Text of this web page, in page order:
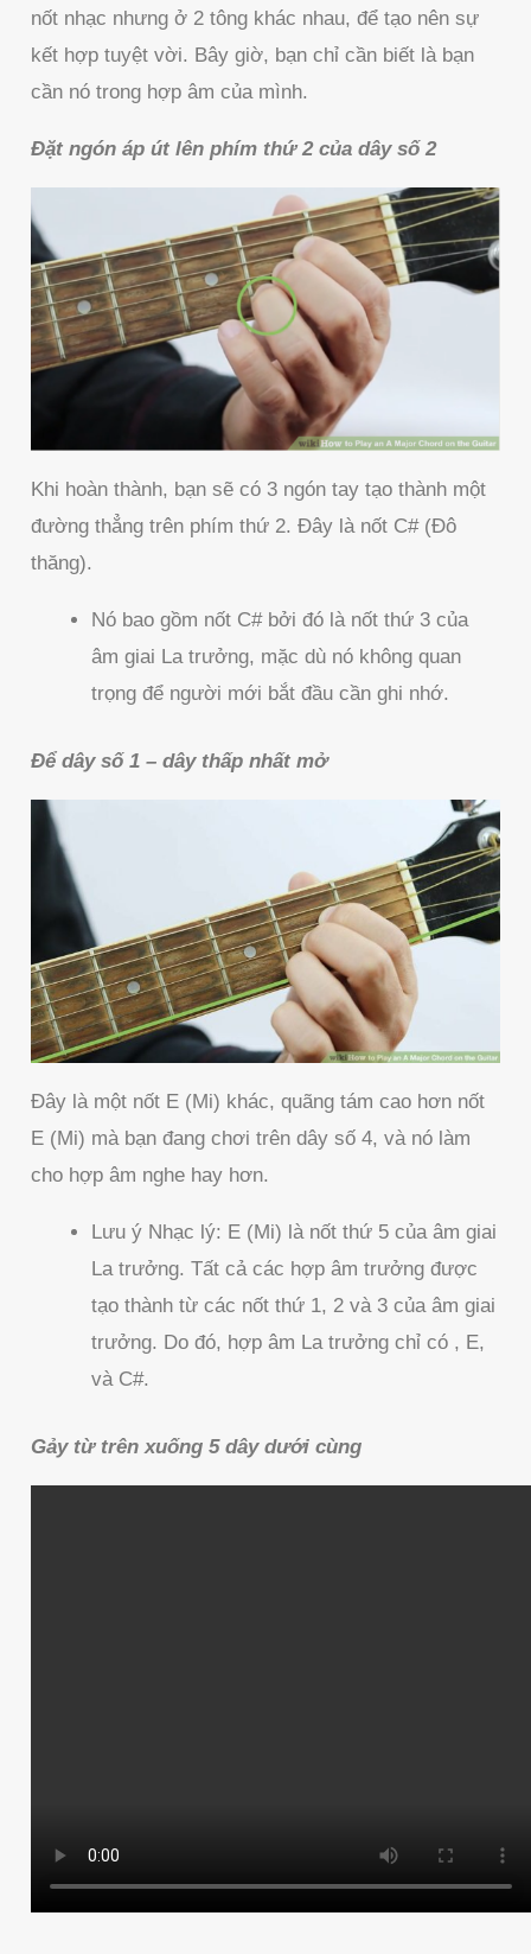
nốt nhạc nhưng ở 2 tông khác nhau, để tạo nên sự
kết hợp tuyệt vời. Bây giờ, bạn chỉ cần biết là bạn
cần nó trong hợp âm của mình.
Đặt ngón áp út lên phím thứ 2 của dây số 2
Khi hoàn thành, bạn sẽ có 3 ngón tay tạo thành một
đường thẳng trên phím thứ 2. Đây là nốt C# (Đô
thăng).
Nó bao gồm nốt C# bởi đó là nốt thứ 3 của
âm giai La trưởng, mặc dù nó không quan
trọng để người mới bắt đầu cần ghi nhớ.
Để dây số 1 – dây thấp nhất mở
Đây là một nốt E (Mi) khác, quãng tám cao hơn nốt
E (Mi) mà bạn đang chơi trên dây số 4, và nó làm
cho hợp âm nghe hay hơn.
Lưu ý Nhạc lý: E (Mi) là nốt thứ 5 của âm giai
La trưởng. Tất cả các hợp âm trưởng được
tạo thành từ các nốt thứ 1, 2 và 3 của âm giai
trưởng. Do đó, hợp âm La trưởng chỉ có , E,
và C#.
Gảy từ trên xuống 5 dây dưới cùng